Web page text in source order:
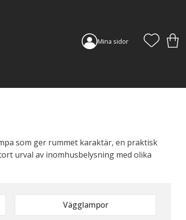
Mina sidor
som ger rummet karaktär, en praktisk
urval av inomhusbelysning med olika
Vägglampor